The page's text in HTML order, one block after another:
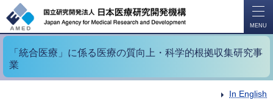
MENU
「統合医療」に係る医療の質向上・科学的根拠収集研究事
業
In English